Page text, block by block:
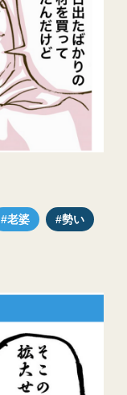
#老婆 #勢い